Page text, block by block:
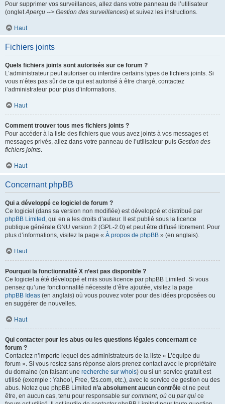
Pour supprimer vos surveillances, allez dans votre panneau de l’utilisateur
(ongletAperçu --> Gestion des surveillances) et suivez les instructions.
Haut
Fichiers joints
Quels fichiers joints sont autorisés sur ce forum ?
L’administrateur peut autoriser ou interdire certains types de fichiers joints. Si
vous n’êtes pas sûr de ce qui est autorisé à être chargé, contactez
l’administrateur pour plus d’informations.
Haut
Comment trouver tous mes fichiers joints ?
Pour accéder à la liste des fichiers que vous avez joints à vos messages et
messages privés, allez dans votre panneau de l’utilisateur puis Gestion des
fichiers joints.
Haut
Concernant phpBB
Qui a développé ce logiciel de forum ?
Ce logiciel (dans sa version non modifiée) est développé et distribué par
phpBB Limited , qui en a les droits d’auteur. Il est publié sous la licence
publique générale GNU version 2 (GPL-2.0) et peut être diffusé librement. Pour
plus d’informations, visitez la page « À propos de phpBB » (en anglais).
Haut
Pourquoi la fonctionnalité X n’est pas disponible ?
Ce logiciel a été développé et mis sous licence par phpBB Limited. Si vous
pensez qu’une fonctionnalité nécessite d’être ajoutée, visitez la page
phpBB Ideas (en anglais) où vous pouvez voter pour des idées proposées ou
en suggérer de nouvelles.
Haut
Qui contacter pour les abus ou les questions légales concernant ce
forum ?
Contactez n’importe lequel des administrateurs de la liste « L’équipe du
forum ». Si vous restez sans réponse alors prenez contact avec le propriétaire
du domaine (en faisant une recherche sur whois) ou si un service gratuit est
utilisé (exemple : Yahoo!, Free, f2s.com, etc.), avec le service de gestion ou des
abus. Notez que phpBB Limited n’a absolument aucun contrôle et ne peut
être, en aucun cas, tenu pour responsable sur comment, où ou par qui ce